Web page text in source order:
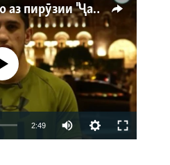
Ҳаводории арманиҳо аз пирӯзии "Ҷаллод"-и тоҷик
намекунад
2:49